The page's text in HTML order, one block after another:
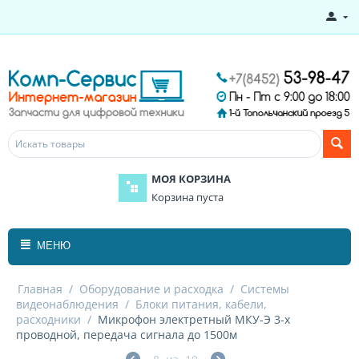
МОЯ КОРЗИНА
Корзина пуста
МЕНЮ
Главная / Оборудование и расходка / Системы
видеонаблюдения / Блоки питания, кабели,
расходники / Микрофон электретный МКУ-Э 3-х
проводной, передача сигнала до 1500м